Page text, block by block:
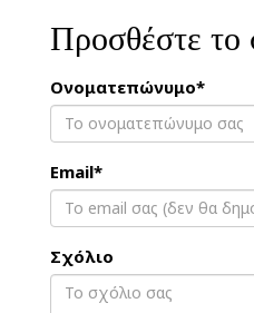
Προσθέστε το
Ονοματεπώνυμο*
Email*
Σχόλιο